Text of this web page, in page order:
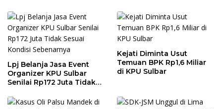
Lpj Belanja Jasa Event
Organizer KPU Sulbar
Senilai Rp172 Juta Tidak
Sebenarnya
Kejati Diminta Usut
Temuan BPK Rp1,6 Miliar
di KPU Sulbar